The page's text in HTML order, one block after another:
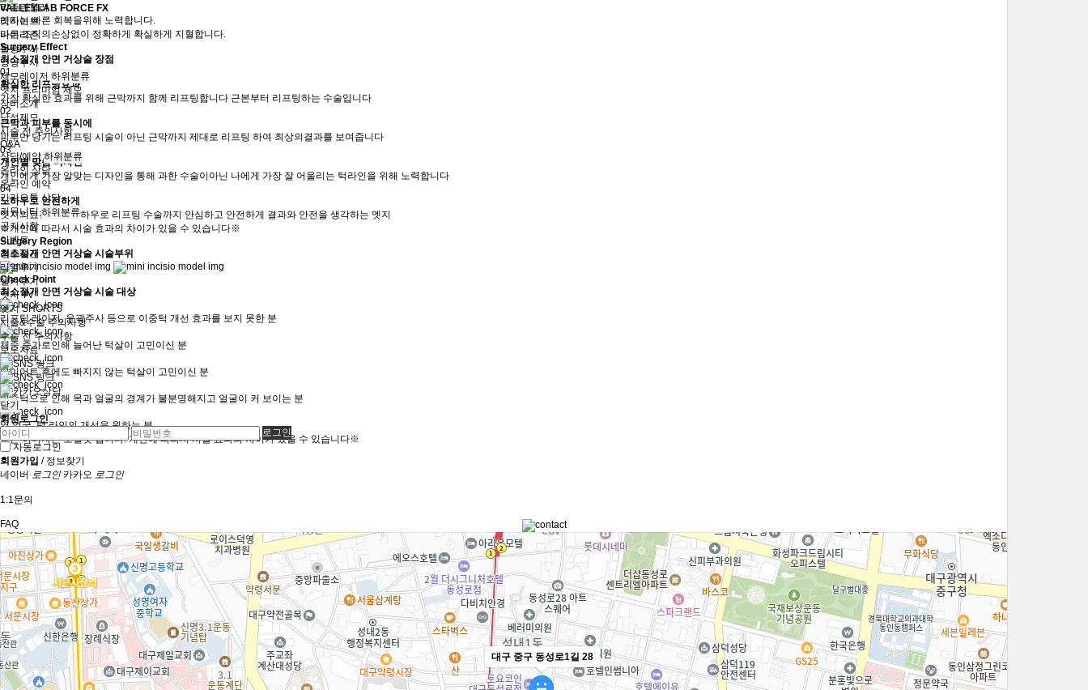
리쥬란힐러
리바이브
바이리즌
물광주사
영양주사
제모레이저 하위분류
엣지 프리미엄 제모
장비소개
남성제모
시술 전 주의사항
Q&A
상담/예약 하위분류
온라인 상담
온라인 예약
카카오톡 상담
커뮤니티 하위분류
공지사항
이벤트
전후사진
리얼후기
셀카후기
엣지 TV
엣지 SHORTS
시술&수술 주의사항
수술 전 주의사항
보도자료
닫기
회원로그인
자동로그인
회원가입 / 정보찾기
네이버 로그인 카카오 로그인
1:1문의
FAQ
접속자39
새글
VALLEYLAB FORCE FX
엣지는 빠른 회복을위해 노력합니다.
다른 조직의손상없이 정확하게 확실하게 지혈합니다.
Surgery Effect
최소절개 안면 거상술 장점
01
확실한 리프팅효과
가장 확실한 효과를 위해 근막까지 함께 리프팅합니다 근본부터 리프팅하는 수술입니다
02
근막과 피부를 동시에
피부만 당기는 리프팅 시술이 아닌 근막까지 제대로 리프팅 하여 최상의결과를 보여줍니다
03
개인별 맞춤 디자인
개인에게 가장 알맞는 디자인을 통해 과한 수술이아닌 나에게 가장 잘 어울리는 턱라인을 위해 노력합니다
04
노하우로 안전하게
엣지의료진들의 노하우로 리프팅 수술까지 안심하고 안전하게 결과와 안전을 생각하는 엣지
※개인에 따라서 시술 효과의 차이가 있을 수 있습니다※
Surgery Region
최소절개 안면 거상술 시술부위
Check Point
최소절개 안면 거상술 시술 대상
리프팅 레이저, 윤곽주사 등으로 이중턱 개선 효과를 보지 못한 분
체중 증가로인해 늘어난 턱살이 고민이신 분
다이어트 후에도 빠지지 않는 턱살이 고민이신 분
이중턱으로 인해 목과 얼굴의 경계가 불분명해지고 얼굴이 커 보이는 분
옆 얼굴, 턱 라인의 개선을 원하는 분
※본 이미지는 모델컷 입니다. 개인에 따라서 시술 효과의 차이가 있을 수 있습니다※
대구 중구 동성로1길 28